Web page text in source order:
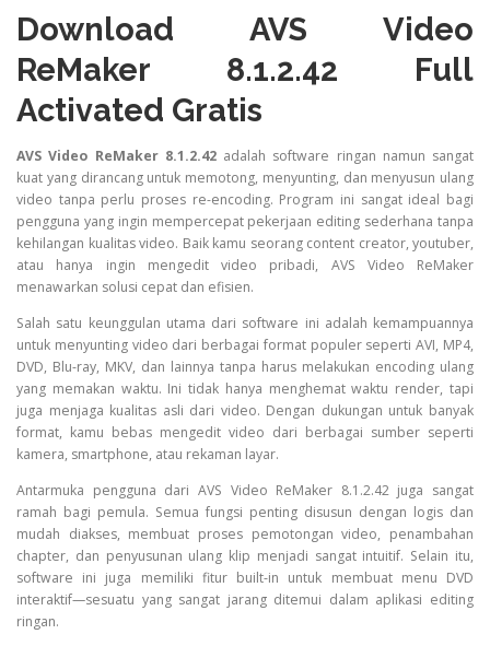
Download AVS Video
ReMaker 8.1.2.42 Full
Activated Gratis
AVS Video ReMaker 8.1.2.42adalah software ringan namun sangat
kuat yang dirancang untuk memotong, menyunting, dan menyusun ulang
video tanpa perlu proses re-encoding. Program ini sangat ideal bagi
pengguna yang ingin mempercepat pekerjaan editing sederhana tanpa
kehilangan kualitas video. Baik kamu seorang content creator, youtuber,
atau hanya ingin mengedit video pribadi, AVS Video ReMaker
menawarkan solusi cepat dan efisien.
Salah satu keunggulan utama dari software ini adalah kemampuannya
untuk menyunting video dari berbagai format populer seperti AVI, MP4,
DVD, Blu-ray, MKV, dan lainnya tanpa harus melakukan encoding ulang
yang memakan waktu. Ini tidak hanya menghemat waktu render, tapi
juga menjaga kualitas asli dari video. Dengan dukungan untuk banyak
format, kamu bebas mengedit video dari berbagai sumber seperti
kamera, smartphone, atau rekaman layar.
Antarmuka pengguna dari AVS Video ReMaker 8.1.2.42 juga sangat
ramah bagi pemula. Semua fungsi penting disusun dengan logis dan
mudah diakses, membuat proses pemotongan video, penambahan
chapter, dan penyusunan ulang klip menjadi sangat intuitif. Selain itu,
software ini juga memiliki fitur built-in untuk membuat menu DVD
interaktif—sesuatu yang sangat jarang ditemui dalam aplikasi editing
ringan.